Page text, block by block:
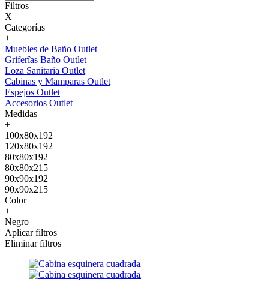
Filtros
X
Categorías
+
Muebles de Baño Outlet
Griferîas Baño Outlet
Loza Sanitaria Outlet
Cabinas y Mamparas Outlet
Espejos Outlet
Accesorios Outlet
Medidas
+
100x80x192
120x80x192
80x80x192
80x80x215
90x90x192
90x90x215
Color
+
Negro
Aplicar filtros
Eliminar filtros